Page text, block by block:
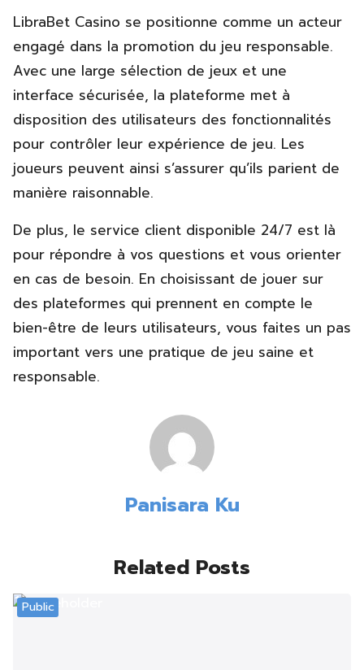
LibraBet Casino se positionne comme un acteur
engagé dans la promotion du jeu responsable.
Avec une large sélection de jeux et une
interface sécurisée, la plateforme met à
disposition des utilisateurs des fonctionnalités
pour contrôler leur expérience de jeu. Les
joueurs peuvent ainsi s’assurer qu’ils parient de
manière raisonnable.
De plus, le service client disponible 24/7 est là
pour répondre à vos questions et vous orienter
en cas de besoin. En choisissant de jouer sur
des plateformes qui prennent en compte le
bien-être de leurs utilisateurs, vous faites un pas
important vers une pratique de jeu saine et
responsable.
Panisara Ku
Related Posts
Public